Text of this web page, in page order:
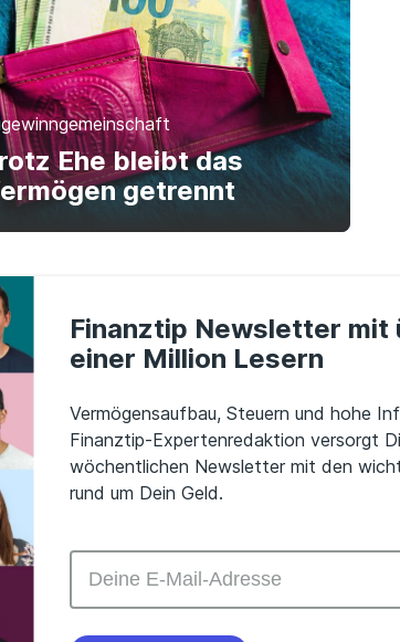
Ehe bleibt das
getrennt
Finanztip Newsletter mit
einer Million Lesern
Vermögensaufbau, Steuern und hohe
Finanztip-Expertenredaktion versorgt
wöchentlichen Newsletter mit den
rund um Dein Geld.